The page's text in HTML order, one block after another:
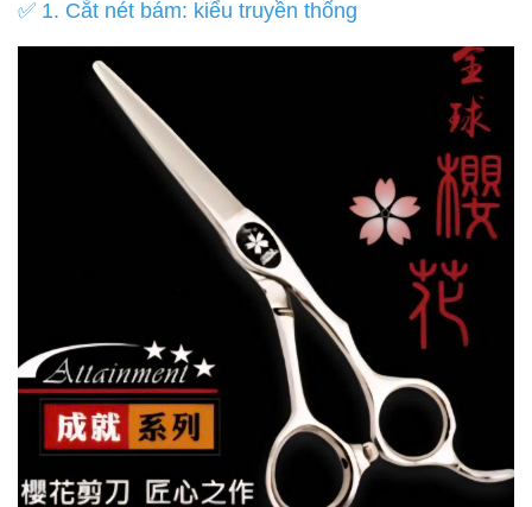
✅ 1. Cắt nét bám: kiểu truyền thống